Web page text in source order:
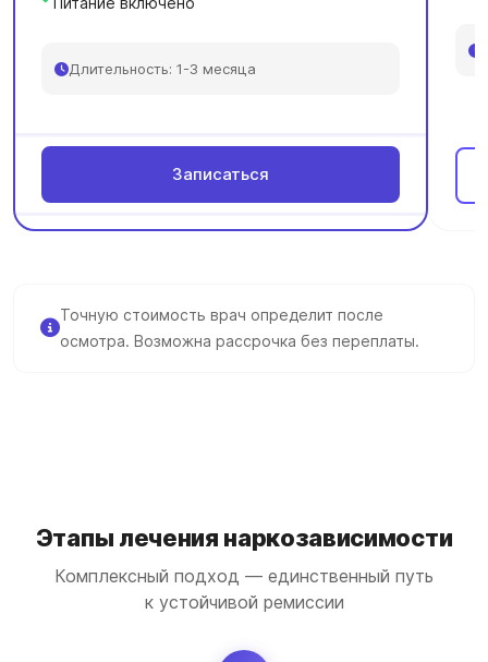
Длительность: 1-3 месяца
Записаться
Точную стоимость врач определит после
осмотра. Возможна рассрочка без переплаты.
Этапы лечения наркозависимости
Комплексный подход — единственный путь
к устойчивой ремиссии